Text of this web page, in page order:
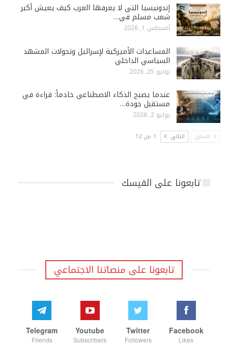
إندونيسيا التي لا يعرفها العرب كيف يعيش أكبر
شعب مسلم في…
أغسطس 1, 2026
المساعدات الأميركية لإسرائيل وتحولات المشهد
السياسي الداخلي
يوليو 25, 2026
عندما يصبح الذكاء الاصطناعي خادماً: قراءة في
مستقبل جودة…
يوليو 2, 2026
السابق التالي 1 من 12
تابعونا على الفيسك
تابعونا على منصاتنا الاجتماعي
Facebook
Likes
Twitter
Followers
Youtube
Subscribers
Telegram
Friends